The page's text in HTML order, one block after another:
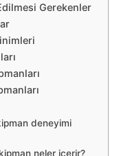
Gerekenler
deneyimi
neler içerir?